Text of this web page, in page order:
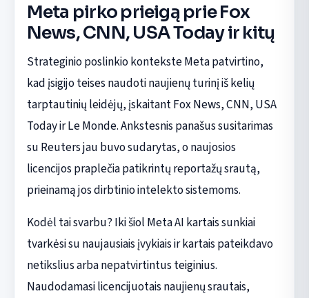
Meta pirko prieigą prie Fox
News, CNN, USA Today ir kitų
Strateginio poslinkio kontekste Meta patvirtino,
kad įsigijo teises naudoti naujienų turinį iš kelių
tarptautinių leidėjų, įskaitant Fox News, CNN, USA
Today ir Le Monde. Ankstesnis panašus susitarimas
su Reuters jau buvo sudarytas, o naujosios
licencijos praplečia patikrintų reportažų srautą,
prieinamą jos dirbtinio intelekto sistemoms.
Kodėl tai svarbu? Iki šiol Meta AI kartais sunkiai
tvarkėsi su naujausiais įvykiais ir kartais pateikdavo
netikslius arba nepatvirtintus teiginius.
Naudodamasi licencijuotais naujienų srautais,